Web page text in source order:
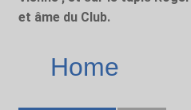
et âme du Club.
Home